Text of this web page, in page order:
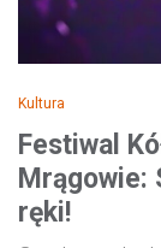
Kultura
Festiwal
Mrągowie:
ręki!